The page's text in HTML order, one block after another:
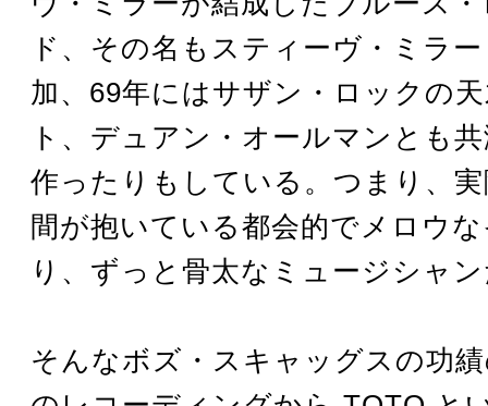
ド、その名もスティーヴ・ミラ
加、69年にはサザン・ロックの
ト、デュアン・オールマンとも
作ったりもしている。つまり、
間が抱いている都会的でメロウ
り、ずっと骨太なミュージシャ
そんなボズ・スキャッグスの功